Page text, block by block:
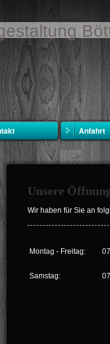
Anfahrt
Unsere
Wir haben für Sie an
Montag - Freitag:
Samstag: